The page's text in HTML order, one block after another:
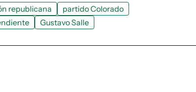
republicana
partido Colorado
Gustavo Salle